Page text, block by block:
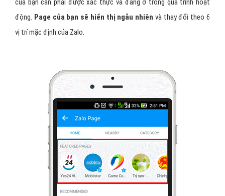
động. Page của bạn sẽ hiển thị ngẫu nhiên và thay đổi theo 6
vị trí mặc định của Zalo.